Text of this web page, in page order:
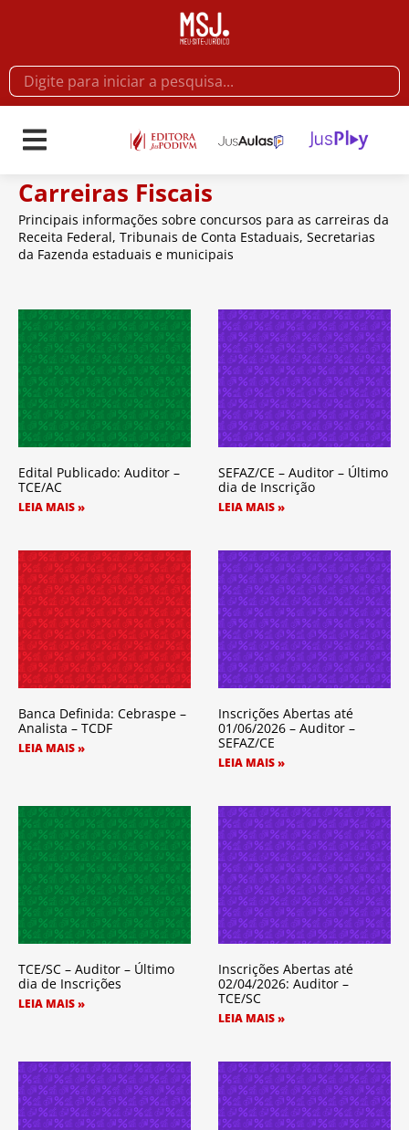
Carreiras Fiscais
Principais informações sobre concursos para as carreiras da
Receita Federal, Tribunais de Conta Estaduais, Secretarias
da Fazenda estaduais e municipais
Edital Publicado: Auditor –
TCE/AC
LEIA MAIS »
SEFAZ/CE – Auditor – Último
dia de Inscrição
LEIA MAIS »
Banca Definida: Cebraspe –
Analista – TCDF
LEIA MAIS »
Inscrições Abertas até
01/06/2026 – Auditor –
SEFAZ/CE
LEIA MAIS »
TCE/SC – Auditor – Último
dia de Inscrições
LEIA MAIS »
Inscrições Abertas até
02/04/2026: Auditor –
TCE/SC
LEIA MAIS »